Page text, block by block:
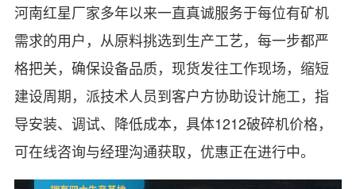
河南红星厂家多年以来一直真诚服务于每位有矿机
需求的用户，从原料挑选到生产工艺，每一步都严
格把关，确保设备品质，现货发往工作现场，缩短
建设周期，派技术人员到客户方协助设计施工，指
导安装、调试、降低成本，具体1212破碎机价格，
可在线咨询与经理沟通获取，优惠正在进行中。